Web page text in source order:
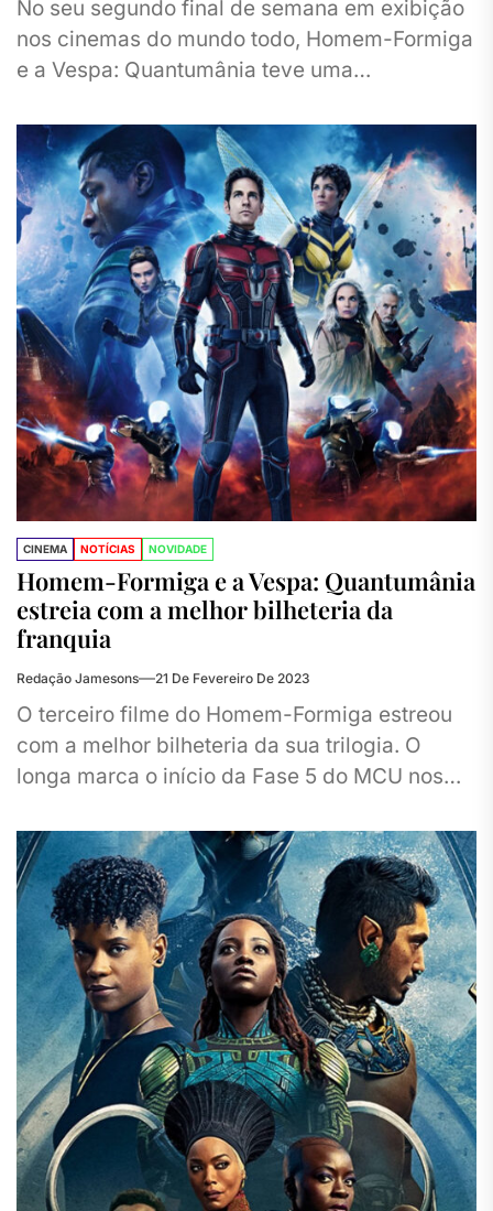
No seu segundo final de semana em exibição
nos cinemas do mundo todo, Homem-Formiga
e a Vespa: Quantumânia teve uma
CINEMA NOTÍCIAS NOVIDADE
Homem-Formiga e a Vespa: Quantumânia
estreia com a melhor bilheteria da
franquia
Redação Jamesons 21 De Fevereiro De 2023
O terceiro filme do Homem-Formiga estreou
com a melhor bilheteria da sua trilogia. O
longa marca o início da Fase 5 do MCU nos